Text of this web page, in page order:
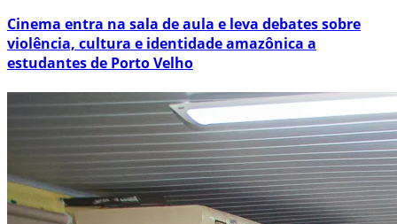
Cinema entra na sala de aula e leva debates sobre
violência, cultura e identidade amazônica a
estudantes de Porto Velho